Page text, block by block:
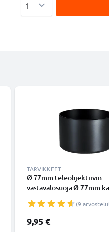
TARVIKKEET
Ø 77mm teleobjektiivin
vastavalosuoja Ø 77mm
suodinkierteeseen
pyöreä vastavalosuoja
CELLONIC
(9
9,95 €